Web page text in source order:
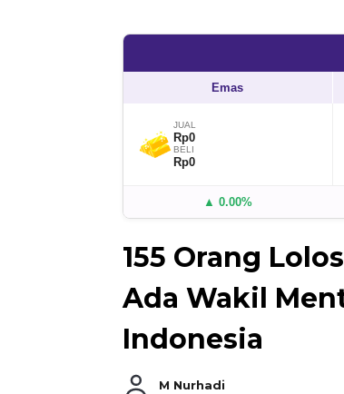
Emas
JUAL
Rp0
BELI
Rp0
▲ 0.00%
155 Orang
Ada Wakil
Indonesia
M Nurhadi